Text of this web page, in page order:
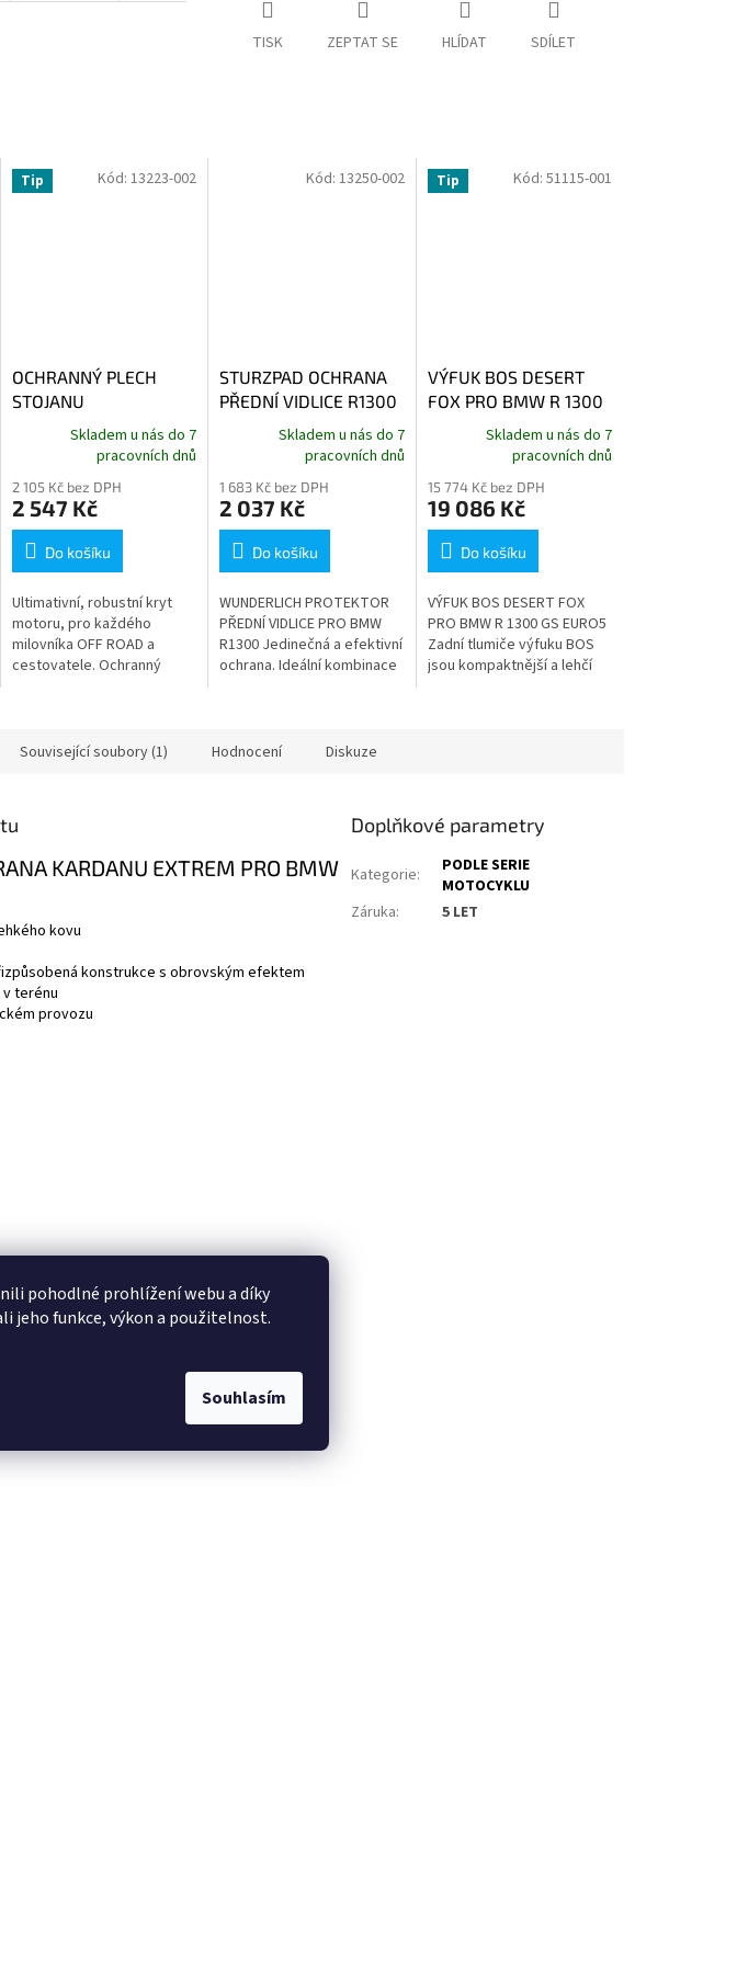
pohodlné prohlížení webu a díky
jeho funkce, výkon a použitelnost.
Souhlasím
TISK ZEPTAT SE HLÍDAT SDÍLET
Tip
OCHRANNÝ PLECH
STOJANU
R1300GS/ADVENTURE
Skladem u nás do 7
pracovních dnů
2 105 Kč bez DPH
2 547 Kč
Do košíku
Ultimativní, robustní kryt
motoru, pro každého
milovníka OFF ROAD a
cestovatele. Ochranný
poškození...
Kód: 13223-002
STURZPAD OCHRANA
PŘEDNÍ VIDLICE R1300
R 1300 GS,R 1300 GS
ADVENTURE, R 1300
RS
Skladem u nás do 7
pracovních dnů
1 683 Kč bez DPH
2 037 Kč
Do košíku
WUNDERLICH PROTEKTOR
PŘEDNÍ VIDLICE PRO BMW
R1300 Jedinečná a efektivní
ochrana. Ideální kombinace
Kód: 13250-002 Tip
VÝFUK BOS DESERT
FOX PRO BMW R 1300
GS EURO5Skladem u nás do 7
pracovních dnů
15 774 Kč bez DPH
19 086 Kč
Do košíku
VÝFUK BOS DESERT FOX
PRO BMW R 1300 GS EURO5
Zadní tlumiče výfuku BOS
jsou kompaktnější a lehčí
Kód: 51115-001
Související soubory (1) Hodnocení Diskuze
KARDANU EXTREM PRO BMW
kovu
konstrukce s obrovským efektem
v terénu
provozu
Doplňkové parametry
Kategorie:
PODLE SERIE
MOTOCYKLU
Záruka: 5 LET